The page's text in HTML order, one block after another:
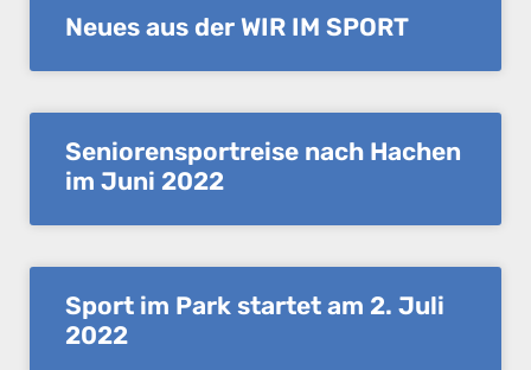
Neues aus der WIR IM SPORT
Seniorensportreise nach Hachen
im Juni 2022
Sport im Park startet am 2. Juli
2022